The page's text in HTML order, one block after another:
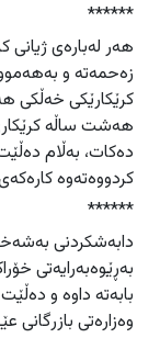
******
هەر لەبارەی ژیانی
زەحمەتە و
کرێکارێکی خەڵکی
هەشت ساڵە
دەکات، بەڵام
کردووەتەوە
******
دابەشکردنی
بەڕێوەبەرایەتی
بابەتە داوە و
وەزارەتی بازرگانی